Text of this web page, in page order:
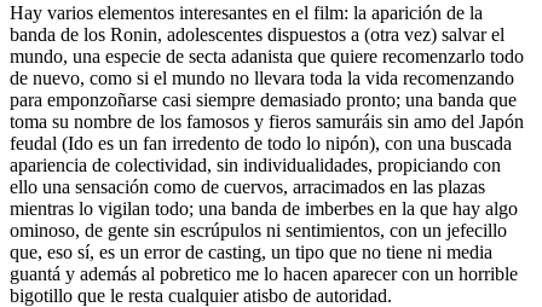
Hay varios elementos interesantes en el film: la aparición de la
banda de los Ronin, adolescentes dispuestos a (otra vez) salvar el
mundo, una especie de secta adanista que quiere recomenzarlo todo
de nuevo, como si el mundo no llevara toda la vida recomenzando
para emponzoñarse casi siempre demasiado pronto; una banda que
toma su nombre de los famosos y fieros samuráis sin amo del Japón
feudal (Ido es un fan irredento de todo lo nipón), con una buscada
apariencia de colectividad, sin individualidades, propiciando con
ello una sensación como de cuervos, arracimados en las plazas
mientras lo vigilan todo; una banda de imberbes en la que hay algo
ominoso, de gente sin escrúpulos ni sentimientos, con un jefecillo
que, eso sí, es un error de casting, un tipo que no tiene ni media
guantá y además al pobretico me lo hacen aparecer con un horrible
bigotillo que le resta cualquier atisbo de autoridad.